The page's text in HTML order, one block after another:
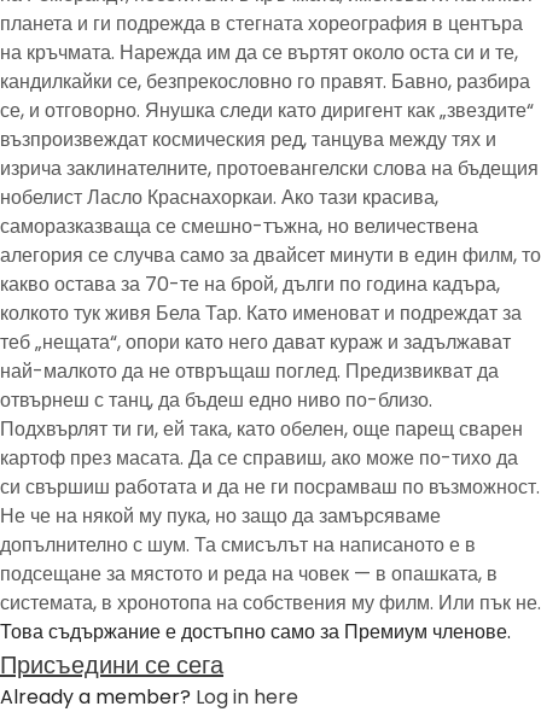
планета и ги подрежда в стегната хореография в центъра
на кръчмата. Нарежда им да се въртят около оста си и те,
кандилкайки се, безпрекословно го правят. Бавно, разбира
се, и отговорно. Янушка следи като диригент как „звездите“
възпроизвеждат космическия ред, танцува между тях и
изрича заклинателните, протоевангелски слова на бъдещия
нобелист Ласло Краснахоркаи. Ако тази красива,
саморазказваща се смешно-тъжна, но величествена
алегория се случва само за двайсет минути в един филм, то
какво остава за 70-те на брой, дълги по година кадъра,
колкото тук живя Бела Тар. Като именоват и подреждат за
теб „нещата“, опори като него дават кураж и задължават
най-малкото да не отвръщаш поглед. Предизвикват да
отвърнеш с танц, да бъдеш едно ниво по-близо.
Подхвърлят ти ги, ей така, като обелен, още парещ сварен
картоф през масата. Да се справиш, ако може по-тихо да
си свършиш работата и да не ги посрамваш по възможност.
Не че на някой му пука, но защо да замърсяваме
допълнително с шум. Та смисълът на написаното е в
подсещане за мястото и реда на човек — в опашката, в
системата, в хронотопа на собствения му филм. Или пък не.
Това съдържание е достъпно само за Премиум членове.
Присъедини се сега
Already a member? Log in here